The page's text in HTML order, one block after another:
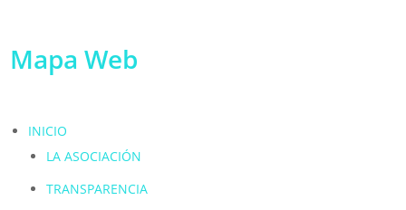
Mapa Web
INICIO
LA ASOCIACIÓN
TRANSPARENCIA